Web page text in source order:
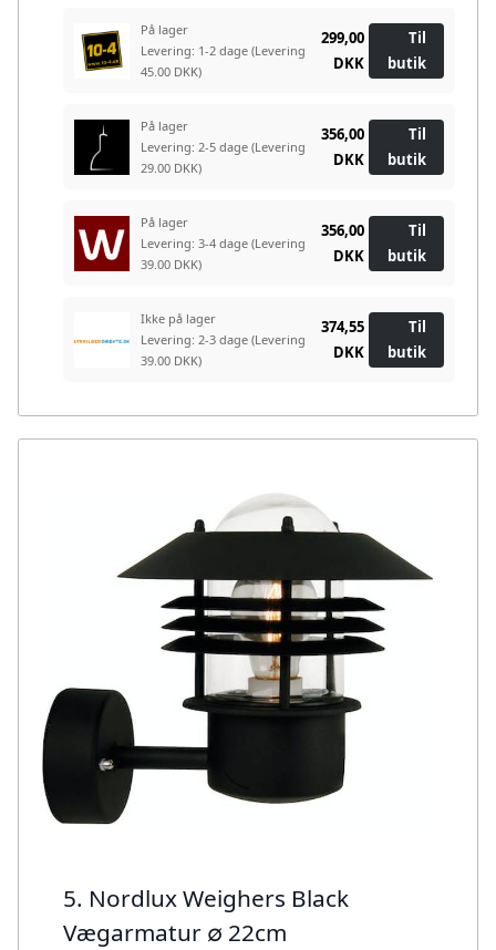
På lager
Levering: 1-2 dage (Levering
45.00 DKK)
299,00
DKK
Til
butik
På lager
Levering: 2-5 dage (Levering
29.00 DKK)
356,00
DKK
Til
butik
På lager
Levering: 3-4 dage (Levering
39.00 DKK)
356,00
DKK
Til
butik
Ikke på lager
Levering: 2-3 dage (Levering
39.00 DKK)
374,55
DKK
Til
butik
5. Nordlux Weighers Black
Vægarmatur ∅ 22cm